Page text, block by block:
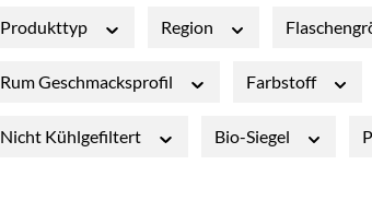
Produkttyp Region
Rum Geschmacksprofil Farbstoff
Nicht Kühlgefiltert Bio-Siegel